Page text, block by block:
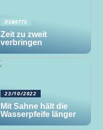
DEBATTE
Zeit zu zweit
verbringen
23/10/2022
Mit Sahne hält die
Wasserpfeife länger